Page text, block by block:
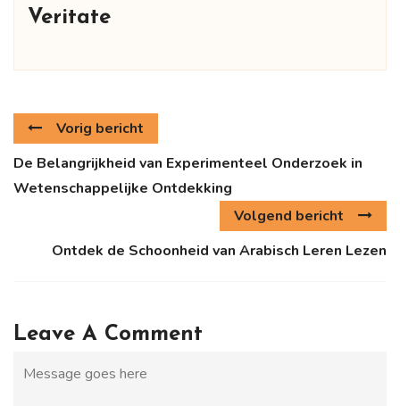
Veritate
Vorig bericht
De Belangrijkheid van Experimenteel Onderzoek in
Wetenschappelijke Ontdekking
Volgend bericht
Ontdek de Schoonheid van Arabisch Leren Lezen
Leave A Comment